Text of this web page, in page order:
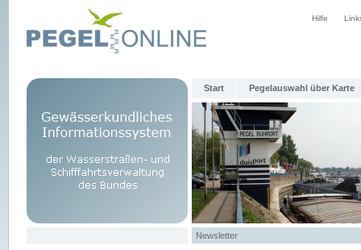
Hilfe
Start Pegelauswahl über Karte
Newsletter